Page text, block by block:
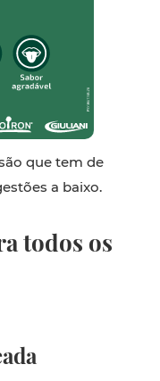
que tem de
a baixo.
todos os